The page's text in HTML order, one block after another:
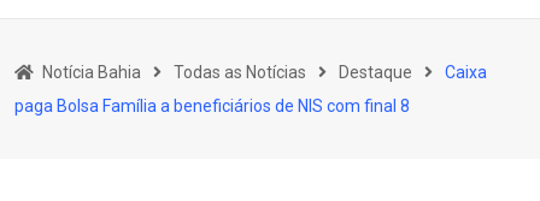
Educação
Notícia Bahia Todas as Notícias Destaque
Caixa
paga Bolsa Família a beneficiários de NIS com final 8